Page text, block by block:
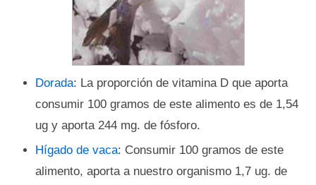
Dorada: La proporción de vitamina D que aporta
consumir 100 gramos de este alimento es de 1,54
ug y aporta 244 mg. de fósforo.
Hígado de vaca: Consumir 100 gramos de este
alimento, aporta a nuestro organismo 1,7 ug. de